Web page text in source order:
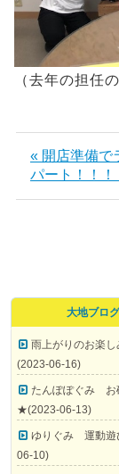
（去年の担任
« 開店準備で
パート！！！
大地ブログ
雨上がりのお楽
(2023-06-16)
たんぽぽぐみ お
★(2023-06-13)
ゆりぐみ 運動遊
06-10)